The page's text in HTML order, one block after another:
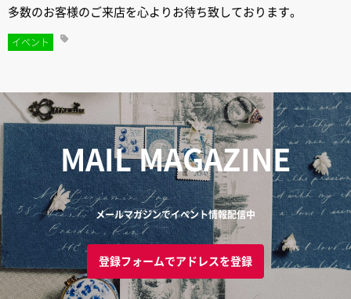
多数のお客様のご来店を心よりお待ち致しております。
イベント
MAIL MAGAZINE
メールマガジンでイベント情報配信中
登録フォームでアドレスを登録